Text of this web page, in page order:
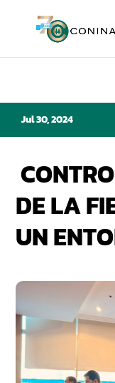
Jul 30, 2024
DE LA
UN